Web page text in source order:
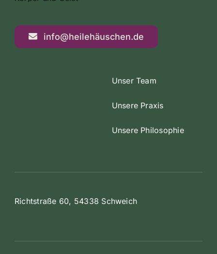
info@heilehäuschen.de
Unser Team
Unsere Praxis
Unsere Philosophie
Richtstraße 60, 54338 SchweichNicoleBecker
ProvenExpert.com